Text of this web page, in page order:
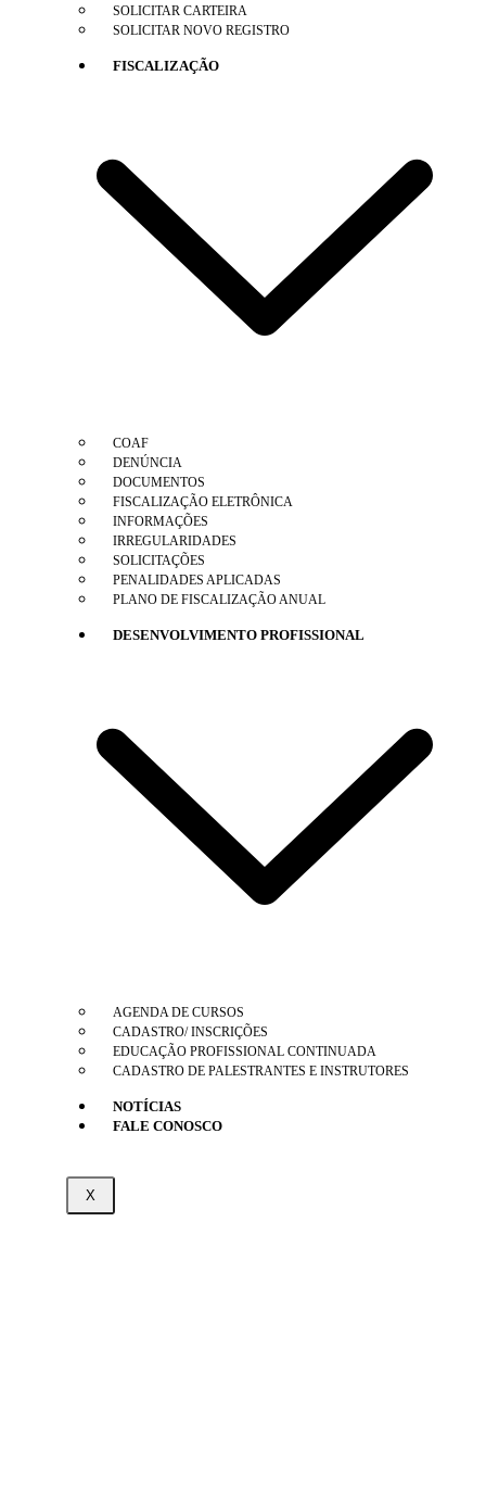
SOLICITAR CARTEIRA
SOLICITAR NOVO REGISTRO
FISCALIZAÇÃO
COAF
DENÚNCIA
DOCUMENTOS
FISCALIZAÇÃO ELETRÔNICA
INFORMAÇÕES
IRREGULARIDADES
SOLICITAÇÕES
PENALIDADES APLICADAS
PLANO DE FISCALIZAÇÃO ANUAL
DESENVOLVIMENTO PROFISSIONAL
AGENDA DE CURSOS
CADASTRO/ INSCRIÇÕES
EDUCAÇÃO PROFISSIONAL CONTINUADA
CADASTRO DE PALESTRANTES E INSTRUTORES
NOTÍCIAS
FALE CONOSCO
X